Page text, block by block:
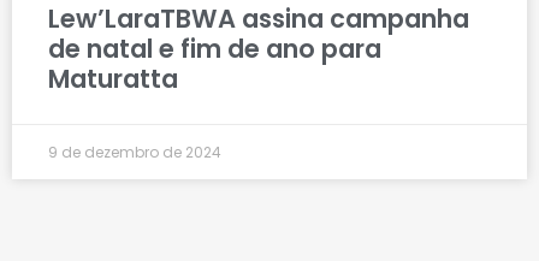
Lew’LaraTBWA assina campanha
de natal e fim de ano para
Maturatta
9 de dezembro de 2024